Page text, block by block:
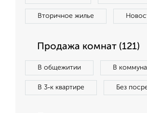
Вторичное жилье
Продажа комнат (121)
В общежитии В
В 3‑к квартире Без